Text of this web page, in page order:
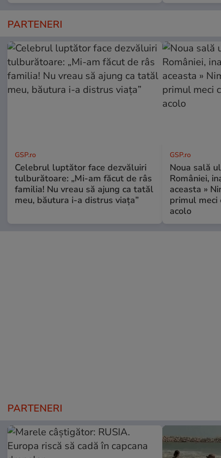
PARTENERI
GSP.ro
Celebrul luptător face dezvăluiri
tulburătoare: „Mi-am făcut de râs
familia! Nu vreau să ajung ca tatăl
meu, băutura i-a distrus viața”
GSP.ro
Noua sală
României,
aceasta »
primul meci
acolo
PARTENERI